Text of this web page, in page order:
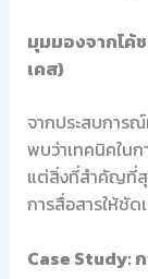
มุมมองจากโค้
เคส)
จากประสบการ
พบว่าเทคนิคในก
แต่สิ่งที่สำคัญที่สุ
การสื่อสารให้ชัด
Case Study: